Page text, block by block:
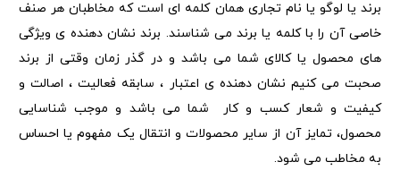
برند یا لوگو یا نام تجاری همان کلمه ای است که مخاطبان هر صنف
خاصی آن را با کلمه یا برند می شناسند. برند نشان دهنده ی ویژگی
های محصول یا کالای شما می باشد و در گذر زمان وقتی از برند
صحبت می کنیم نشان دهنده ی اعتبار ، سابقه فعالیت ، اصالت و
کیفیت و شعار کسب و کار شما می باشد و موجب شناسایی
محصول، تمایز آن از سایر محصولات و انتقال یک مفهوم یا احساس
به مخاطب می شود.